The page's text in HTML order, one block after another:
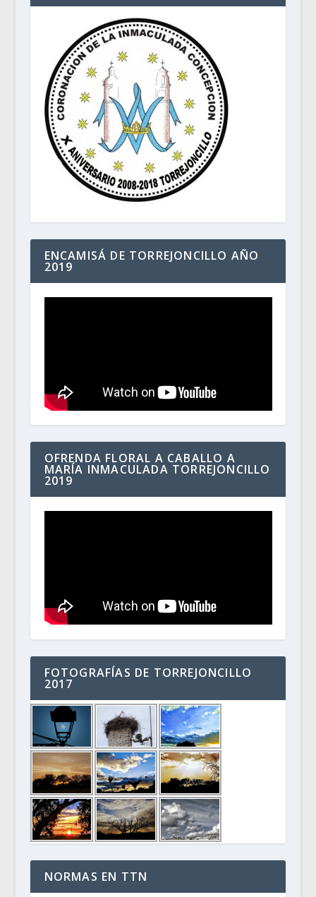
ENCAMISÁ DE TORREJONCILLO AÑO
2019
OFRENDA FLORAL A CABALLO A
MARÍA INMACULADA TORREJONCILLO
2019
FOTOGRAFÍAS DE TORREJONCILLO
2017
NORMAS EN TTN